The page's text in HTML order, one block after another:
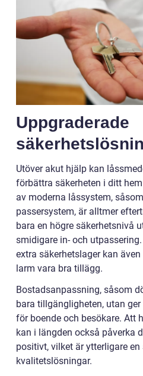
Uppgraderade
Utöver akut hjälp kan
förbättra säkerheten i ditt
av moderna låssystem,
passersystem, är alltmer
bara en högre säkerhetsnivå
smidigare in- och
extra säkerhetslager kan
larm vara bra tillägg.
Bostadsanpassning, såsom
bara tillgängligheten, utan
för boende och besökare. Att
kan i längden också påverka
positivt, vilket är ytterligare
kvalitetslösningar.